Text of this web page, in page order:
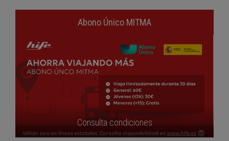
Abono Único MITMA
Consulta condiciones